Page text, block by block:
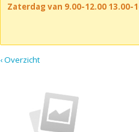
Zaterdag van 9.00-12.00 13.00-
‹ Overzicht